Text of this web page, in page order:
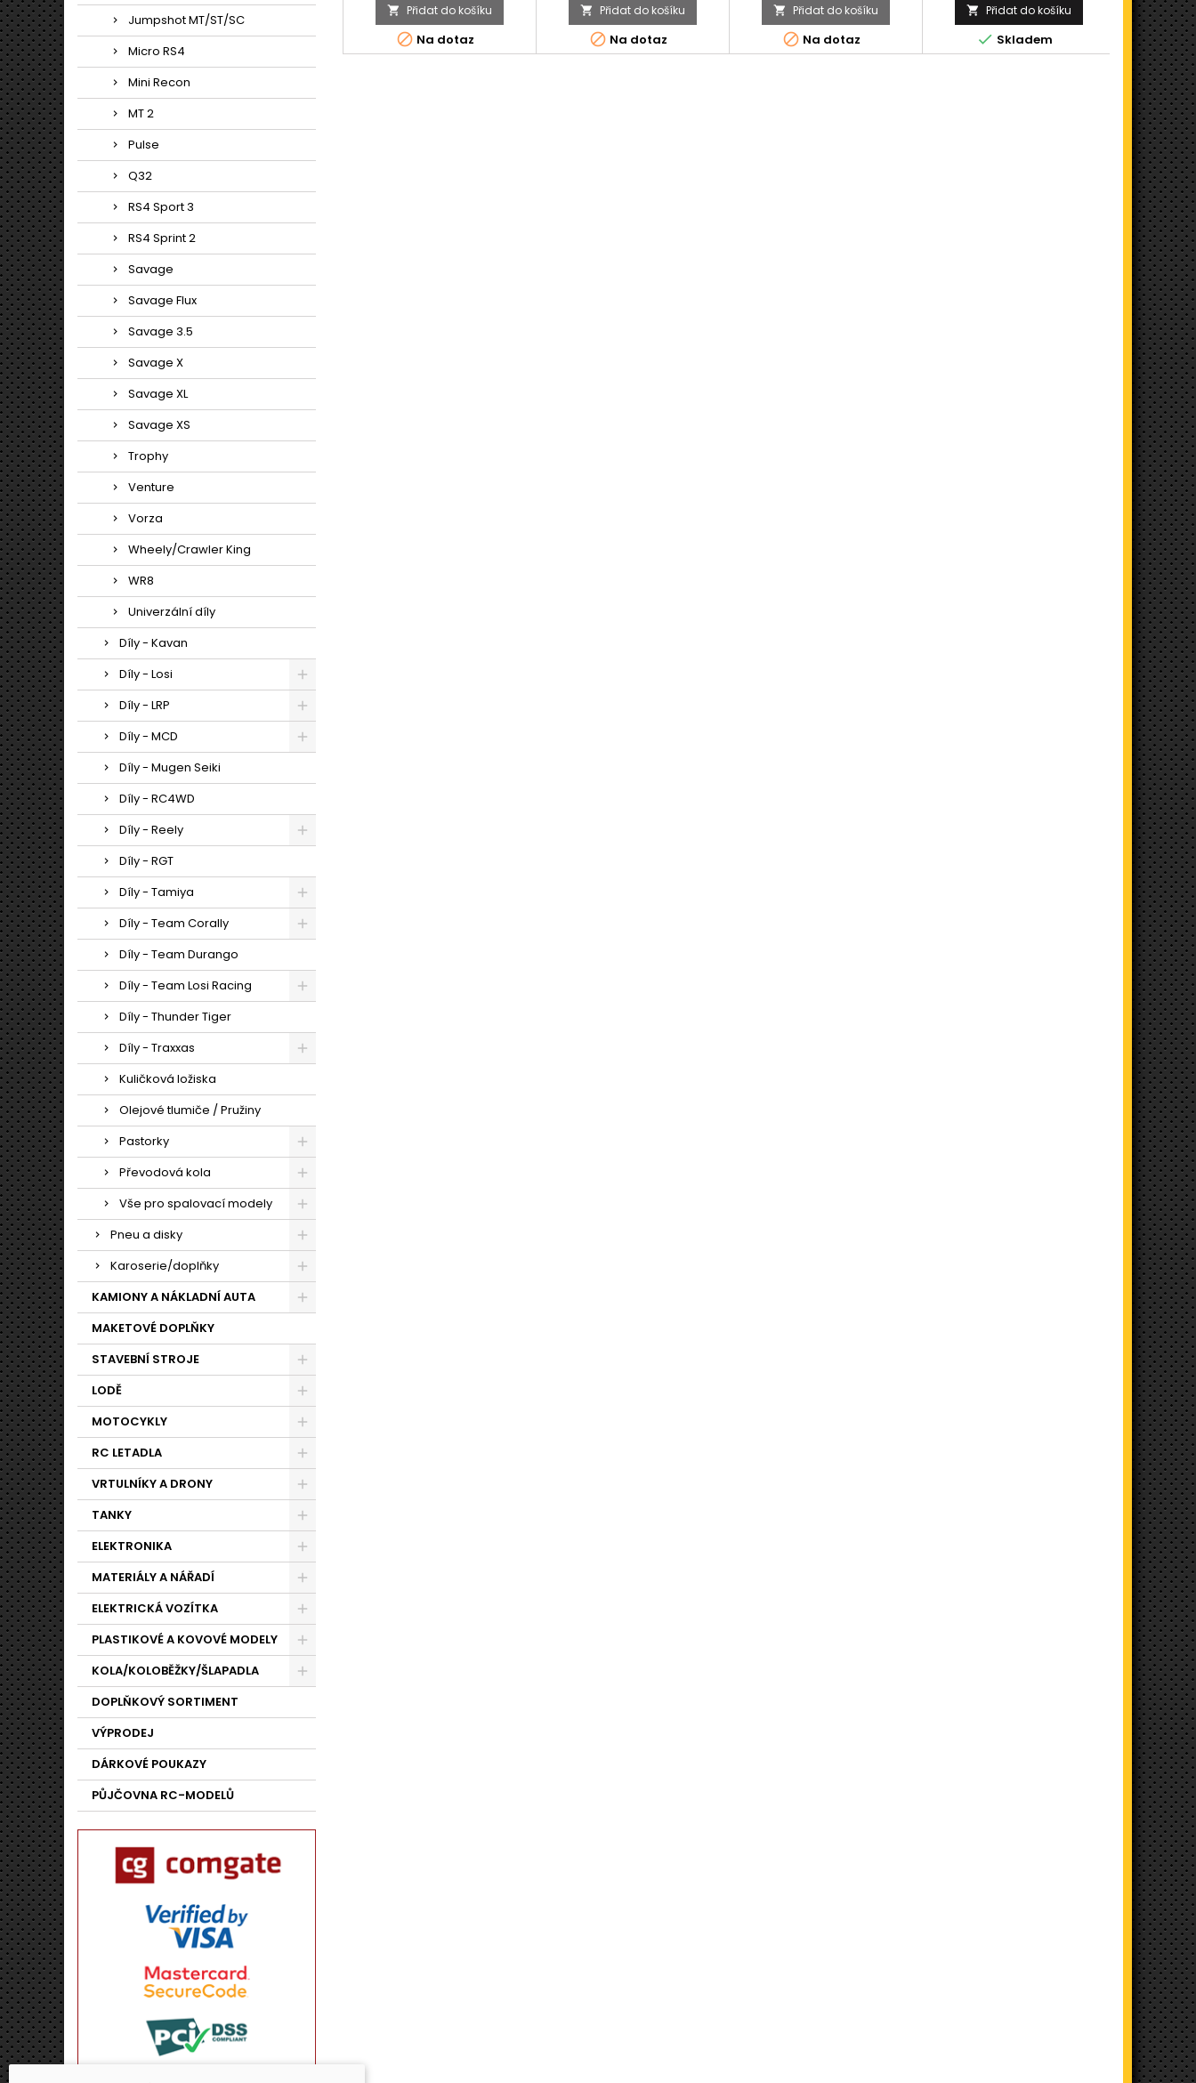
Jumpshot MT/ST/SC
Micro RS4
Mini Recon
MT 2
Pulse
Q32
RS4 Sport 3
RS4 Sprint 2
Savage
Savage Flux
Savage 3.5
Savage X
Savage XL
Savage XS
Trophy
Venture
Vorza
Wheely/Crawler King
WR8
Univerzální díly
Díly - Kavan
Díly - Losi
Díly - LRP
Díly - MCD
Díly - Mugen Seiki
Díly - RC4WD
Díly - Reely
Díly - RGT
Díly - Tamiya
Díly - Team Corally
Díly - Team Durango
Díly - Team Losi Racing
Díly - Thunder Tiger
Díly - Traxxas
Kuličková ložiska
Olejové tlumiče / Pružiny
Pastorky
Převodová kola
Vše pro spalovací modely
Pneu a disky
Karoserie/doplňky
KAMIONY A NÁKLADNÍ AUTA
MAKETOVÉ DOPLŇKY
STAVEBNÍ STROJE
LODĚ
MOTOCYKLY
RC LETADLA
VRTULNÍKY A DRONY
TANKY
ELEKTRONIKA
MATERIÁLY A NÁŘADÍ
ELEKTRICKÁ VOZÍTKA
PLASTIKOVÉ A KOVOVÉ MODELY
KOLA/KOLOBĚŽKY/ŠLAPADLA
DOPLŇKOVÝ SORTIMENT
VÝPRODEJ
DÁRKOVÉ POUKAZY
PŮJČOVNA RC-MODELŮ
 Přidat do košíku
 Na dotaz
 Přidat do košíku
 Na dotaz
 Přidat do košíku
 Na dotaz
 Přidat do košíku
 Skladem

